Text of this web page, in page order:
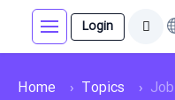
Login
Home Topics Job